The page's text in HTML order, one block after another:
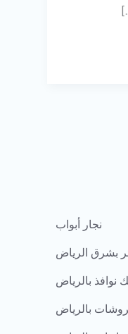
نجار أبواب
بشرق الرياض
بالرياض
بالرياض